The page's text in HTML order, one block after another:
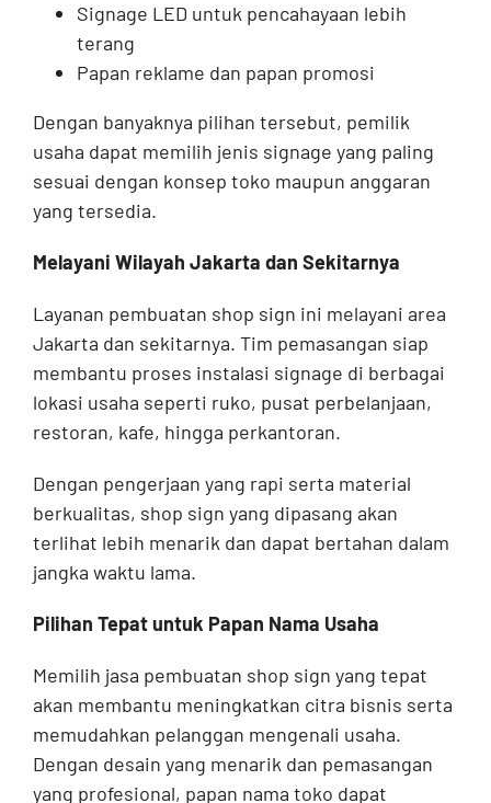
Signage LED untuk pencahayaan lebih
terang
Papan reklame dan papan promosi
Dengan banyaknya pilihan tersebut, pemilik
usaha dapat memilih jenis signage yang paling
sesuai dengan konsep toko maupun anggaran
yang tersedia.
Melayani Wilayah Jakarta dan Sekitarnya
Layanan pembuatan shop sign ini melayani area
Jakarta dan sekitarnya. Tim pemasangan siap
membantu proses instalasi signage di berbagai
lokasi usaha seperti ruko, pusat perbelanjaan,
restoran, kafe, hingga perkantoran.
Dengan pengerjaan yang rapi serta material
berkualitas, shop sign yang dipasang akan
terlihat lebih menarik dan dapat bertahan dalam
jangka waktu lama.
Pilihan Tepat untuk Papan Nama Usaha
Memilih jasa pembuatan shop sign yang tepat
akan membantu meningkatkan citra bisnis serta
memudahkan pelanggan mengenali usaha.
Dengan desain yang menarik dan pemasangan
yang profesional, papan nama toko dapat